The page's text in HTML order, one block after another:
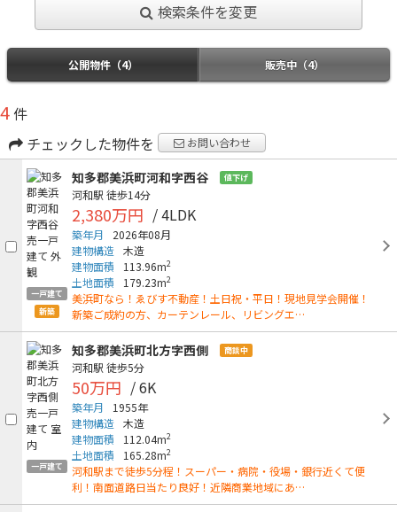
検索条件を変更
公開物件（4） 販売中（4）
4件
チェックした物件を
お問い合わせ
一戸建て
新築
知多郡美浜町河和字西谷 値下げ
河和駅 徒歩14分
2,380万円 / 4LDK
築年月
2026年08月
建物構造 木造
建物面積
113.96m2
土地面積 179.23m2
美浜町なら！ゑびす不動産！土日祝・平日！現地見学会開催！
新築ご成約の方、カーテンレール、リビングエ…
一戸建て
知多郡美浜町北方字西側 商談中
河和駅 徒歩5分
50万円 / 6K
築年月
1955年
建物構造 木造
建物面積
112.04m2
土地面積 165.28m2
河和駅まで徒歩5分程！スーパー・病院・役場・銀行近くて便
利！南面道路日当たり良好！近隣商業地域にあ…